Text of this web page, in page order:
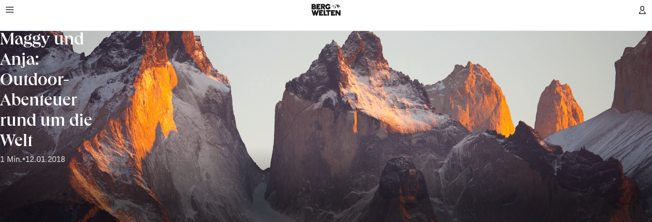
Maggy und
Anja:
Outdoor-
Abenteuer
rund um die
Welt
1 Min.•12.01.2018